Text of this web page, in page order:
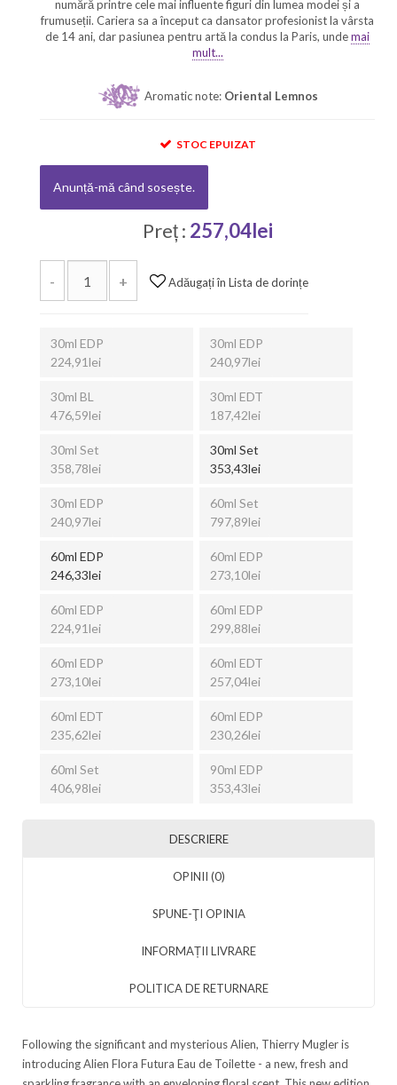
numără printre cele mai influente figuri din lumea modei și a
frumuseții. Cariera sa a început ca dansator profesionist la vârsta
de 14 ani, dar pasiunea pentru artă la condus la Paris, undemai
mult...
Aromatic note: Oriental Lemnos
STOC EPUIZAT
Anunță-mă când sosește.
Preț : 257,04lei
- + Adăugați în Lista de dorințe
30ml EDP
224,91lei
30ml EDP
240,97lei
30ml BL
476,59lei
30ml EDT
187,42lei
30ml Set
358,78lei
30ml Set
353,43lei
30ml EDP
240,97lei
60ml Set
797,89lei
60ml EDP
246,33lei
60ml EDP
273,10lei
60ml EDP
224,91lei
60ml EDP
299,88lei
60ml EDP
273,10lei
60ml EDT
257,04lei
60ml EDT
235,62lei
60ml EDP
230,26lei
60ml Set
406,98lei
90ml EDP
353,43lei
DESCRIERE
OPINII (0)
SPUNE-ŢI OPINIA
INFORMAȚII LIVRARE
POLITICA DE RETURNARE
Following the significant and mysterious Alien, Thierry Mugler is
introducing Alien Flora Futura Eau de Toilette - a new, fresh and